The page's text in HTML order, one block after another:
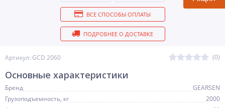
Артикул: GCD 2060 (0)
ВСЕ СПОСОБЫ ОПЛАТЫ
ПОДРОБНЕЕ О ДОСТАВКЕ
Основные характеристики
Бренд
GEARSEN
Грузоподъемность, кг
2000